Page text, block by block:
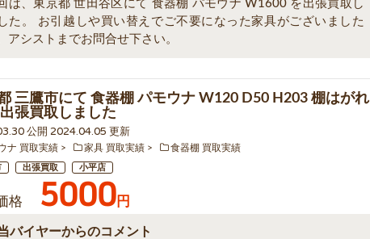
は、東京都 世田谷区にて 食器棚 パモウナ W1600 を出張買取し
た。 お引越しや買い替えでご不要になった家具がございました
アシストまでお問合せ下さい。
三鷹市にて 食器棚 パモウナ W120 D50 H203 棚はがれ
張買取しました
公開 2024.04.05 更新
ナ 買取実績 家具 買取実績 食器棚 買取実績
出張買取 小平店
格 5000円
バイヤーからのコメント